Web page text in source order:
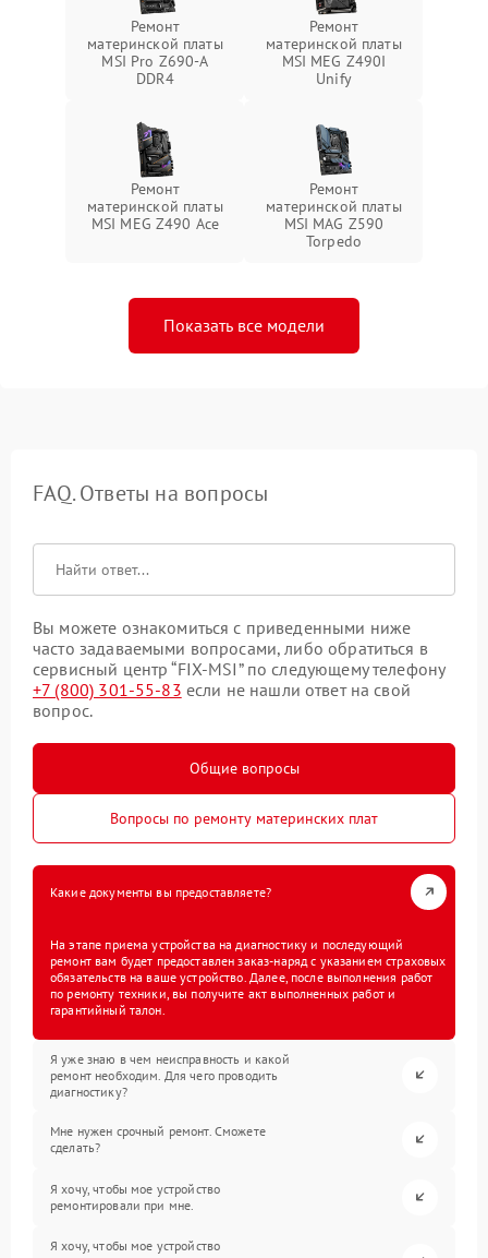
Ремонт
материнской платы
MSI Pro Z690-A
DDR4
Ремонт
материнской платы
MSI MEG Z490I
Unify
Ремонт
материнской платы
MSI MEG Z490 Ace
Ремонт
материнской платы
MSI MAG Z590
Torpedo
Показать все модели
FAQ. Ответы на вопросы
Вы можете ознакомиться с приведенными ниже
часто задаваемыми вопросами, либо обратиться в
сервисный центр “FIX-MSI” по следующему телефону
+7 (800) 301-55-83 если не нашли ответ на свой
вопрос.
Общие вопросы
Вопросы по ремонту материнских плат
Какие документы вы предоставляете?
На этапе приема устройства на диагностику и последующий
ремонт вам будет предоставлен заказ-наряд с указанием страховых
обязательств на ваше устройство. Далее, после выполнения работ
по ремонту техники, вы получите акт выполненных работ и
гарантийный талон.
Я уже знаю в чем неисправность и какой
ремонт необходим. Для чего проводить
диагностику?
Мне нужен срочный ремонт. Сможете
сделать?
Я хочу, чтобы мое устройство
ремонтировали при мне.
Я хочу, чтобы мое устройство